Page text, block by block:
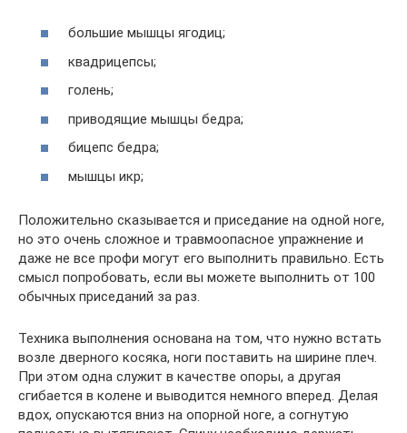
большие мышцы ягодиц;
квадрицепсы;
голень;
приводящие мышцы бедра;
бицепс бедра;
мышцы икр;
Положительно сказывается и приседание на одной ноге,
но это очень сложное и травмоопасное упражнение и
даже не все профи могут его выполнить правильно. Есть
смысл попробовать, если вы можете выполнить от 100
обычных приседаний за раз.
Техника выполнения основана на том, что нужно встать
возле дверного косяка, ноги поставить на ширине плеч.
При этом одна служит в качестве опоры, а другая
сгибается в колене и выводится немного вперед. Делая
вдох, опускаются вниз на опорной ноге, а согнутую